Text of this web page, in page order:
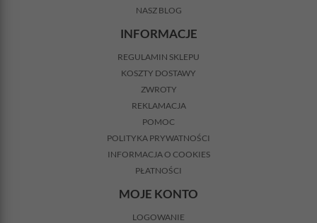
NASZ BLOG
INFORMACJE
REGULAMIN SKLEPU
KOSZTY DOSTAWY
ZWROTY
REKLAMACJA
POMOC
POLITYKA PRYWATNOŚCI
INFORMACJA O COOKIES
PŁATNOŚCI
MOJE KONTO
LOGOWANIE